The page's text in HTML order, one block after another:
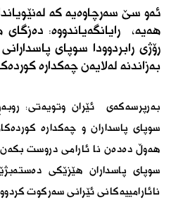
ئەو سێ سەرچاوەیه كە
هەیە، رایانگەیاندووه:
رۆژی رابردوودا سوپای
بەزاندنه لەلایەن چەکداره
بەرپرسەكەی ئێران وتویەتی:
سوپای پاسداران و چەکداره
هەوڵ دەدەن نا ئارامی دروست بکەن
سوپای پاسداران هێزێکی
نائارامییەکانی ئێرانی سەرکوت